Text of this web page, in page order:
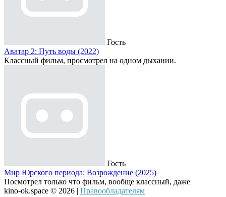
Гость
Аватар 2: Путь воды (2022)
Классный фильм, просмотрел на одном дыхании.
Гость
Мир Юрского периода: Возрождение (2025)
Посмотрел только что фильм, вообще классный, даже
kino-ok.space © 2026 | Правообладателям